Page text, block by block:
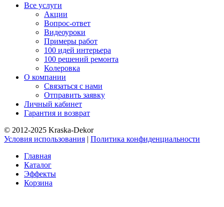
Все услуги
Акции
Вопрос-ответ
Видеоуроки
Примеры работ
100 идей интерьера
100 решений ремонта
Колеровка
О компании
Связаться с нами
Отправить заявку
Личный кабинет
Гарантия и возврат
© 2012-2025 Kraska-Dekor
Условия использования | Политика конфиденциальности
Главная
Каталог
Эффекты
Корзина